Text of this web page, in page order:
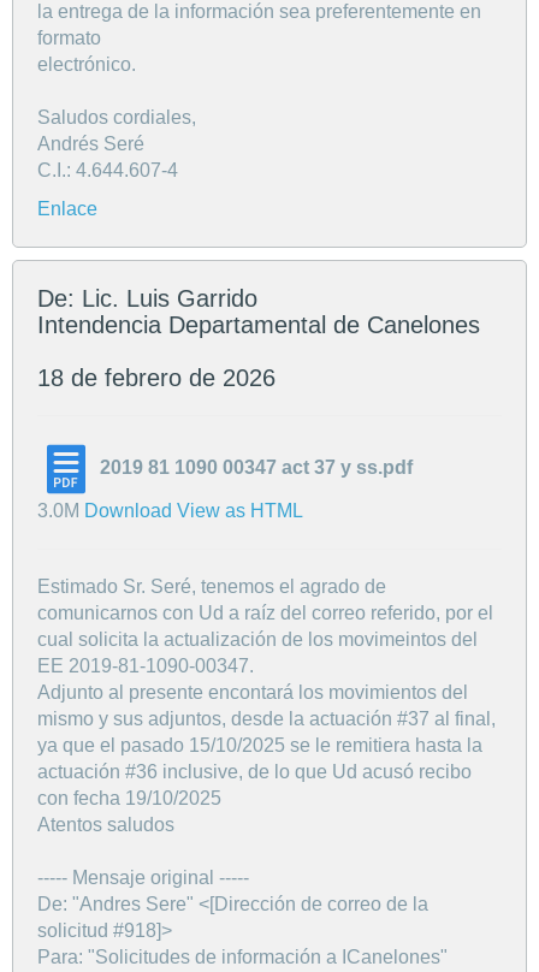
la entrega de la información sea preferentemente en
formato
electrónico.
Saludos cordiales,
Andrés Seré
C.I.: 4.644.607-4
Enlace
De: Lic. Luis Garrido
Intendencia Departamental de Canelones
18 de febrero de 2026
2019 81 1090 00347 act 37 y ss.pdf
3.0M Download View as HTML
Estimado Sr. Seré, tenemos el agrado de
comunicarnos con Ud a raíz del correo referido, por el
cual solicita la actualización de los movimeintos del
EE 2019-81-1090-00347.
Adjunto al presente encontará los movimientos del
mismo y sus adjuntos, desde la actuación #37 al final,
ya que el pasado 15/10/2025 se le remitiera hasta la
actuación #36 inclusive, de lo que Ud acusó recibo
con fecha 19/10/2025
Atentos saludos
----- Mensaje original -----
De: "Andres Sere" <[Dirección de correo de la
solicitud #918]>
Para: "Solicitudes de información a ICanelones"